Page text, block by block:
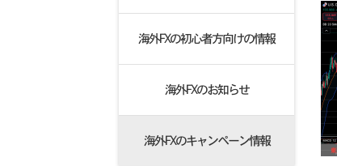
海外FXの初心者方向けの情報
海外FXのお知らせ
海外FXのキャンペーン情報